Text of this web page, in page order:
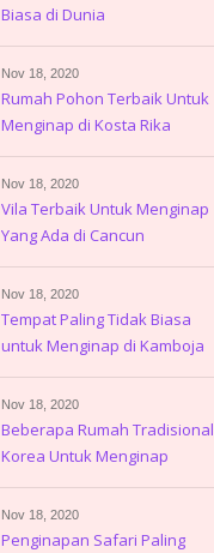
Biasa di Dunia
Nov 18, 2020
Rumah Pohon Terbaik Untuk
Menginap di Kosta Rika
Nov 18, 2020
Vila Terbaik Untuk Menginap
Yang Ada di Cancun
Nov 18, 2020
Tempat Paling Tidak Biasa
untuk Menginap di Kamboja
Nov 18, 2020
Beberapa Rumah Tradisional
Korea Untuk Menginap
Nov 18, 2020
Penginapan Safari Paling